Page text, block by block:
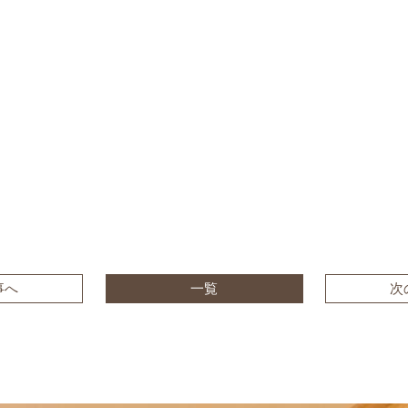
へ 一覧 次